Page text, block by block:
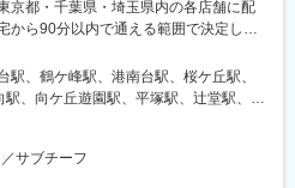
荏原駅、越中大門駅、氷見駅、西加積
ロスベイ前駅、新高岡駅、越中国分
駅、片原町駅(富山県)、東三日市駅、菰
島駅、浜松駅、遠州西ケ崎駅、西焼津
水駅(静岡県)、御門台駅、新静岡駅、安
駅(岐阜県)、蘇原駅、西笠松駅、岐南
小田井駅、運動公園前駅(愛知県)、四郷
京都・千葉県・埼玉県内の各店舗に配
から90分以内で通える範囲で決定しま
。なお、希望があれば転居を伴う異動
場合もございます。※転居を伴う異動の
社内規定有）【本社】神奈川県横浜市
伊勢原市、厚木市、平塚市【東京都】
、渋谷区、板橋区、北区、足立区、杉
駅、鶴ケ峰駅、港南台駅、桜ケ丘駅、
、向ケ丘遊園駅、平塚駅、辻堂駅、宮
駅、新子安駅、三ツ境駅、金沢文庫
湘南台駅、藤沢駅、川和町駅、上溝
サブチーフ